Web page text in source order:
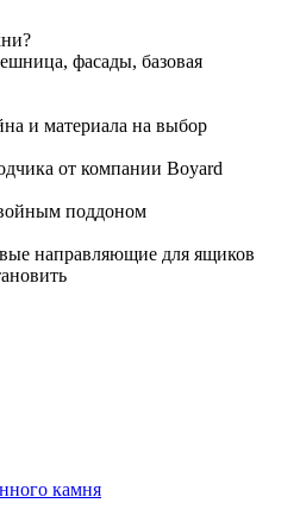
фасады, базовая
и материала на выбор
от компании Boyard
поддоном
направляющие для ящиков
камня